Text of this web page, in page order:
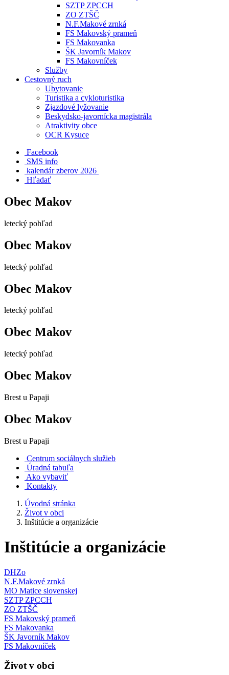
SZTP ZPCCH
ZO ZTŠČ
N.F.Makové zrnká
FS Makovský prameň
FS Makovanka
ŠK Javorník Makov
FS Makovníček
Služby
Cestovný ruch
Ubytovanie
Turistika a cykloturistika
Zjazdové lyžovanie
Beskydsko-javornícka magistrála
Atraktivity obce
OCR Kysuce
Facebook
SMS info
​ kalendár zberov 2026
Hľadať
Obec Makov
letecký pohľad
Obec Makov
letecký pohľad
Obec Makov
letecký pohľad
Obec Makov
letecký pohľad
Obec Makov
Brest u Papaji
Obec Makov
Brest u Papaji
Centrum sociálnych služieb
Úradná tabuľa
Ako vybaviť
Kontakty
Úvodná stránka
Život v obci
Inštitúcie a organizácie
Inštitúcie a organizácie
DHZo
N.F.Makové zrnká
MO Matice slovenskej
SZTP ZPCCH
ZO ZTŠČ
FS Makovský prameň
FS Makovanka
ŠK Javorník Makov
FS Makovníček
Život v obci